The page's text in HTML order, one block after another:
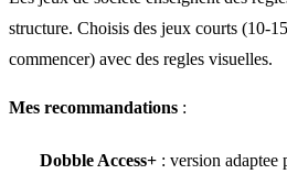
structure. Choisis des jeux courts (10-
commencer) avec des regles visuelles.
Mes recommandations :
Dobble Access+ : version adaptee